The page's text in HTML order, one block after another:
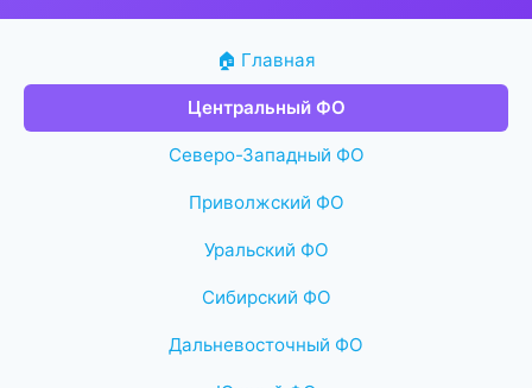
🏠 Главная
Центральный ФО
Северо-Западный ФО
Приволжский ФО
Уральский ФО
Сибирский ФО
Дальневосточный ФО